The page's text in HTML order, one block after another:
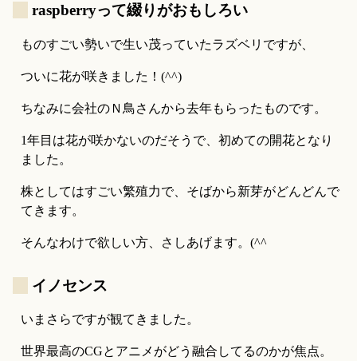
raspberryって綴りがおもしろい
ものすごい勢いで生い茂っていたラズベリですが、
ついに花が咲きました！(^^)
ちなみに会社のＮ鳥さんから去年もらったものです。
1年目は花が咲かないのだそうで、初めての開花となり
ました。
株としてはすごい繁殖力で、そばから新芽がどんどんで
てきます。
そんなわけで欲しい方、さしあげます。(^^ゞ
イノセンス
いまさらですが観てきました。
世界最高のCGとアニメがどう融合してるのかが焦点。